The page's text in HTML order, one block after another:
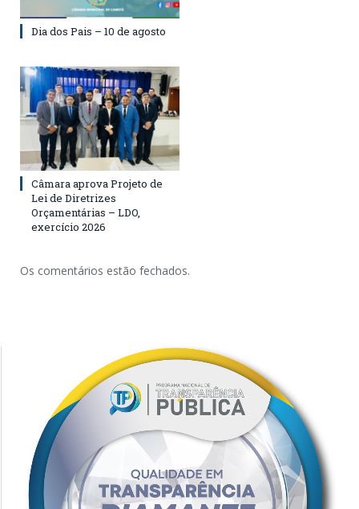
Dia dos Pais – 10 de agosto
Câmara aprova Projeto de
Lei de Diretrizes
Orçamentárias – LDO,
exercício 2026
Os comentários estão fechados.